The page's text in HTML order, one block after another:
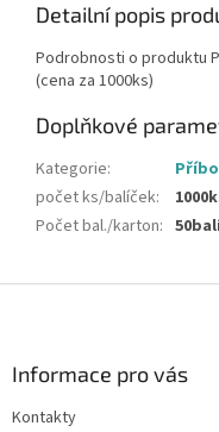
Detailní popis
Podrobnosti o produktu
(cena za 1000ks)
Doplňkové
Kategorie:
počet ks/balíček:
Počet bal./karton:
Informace pro vás
Kontakty